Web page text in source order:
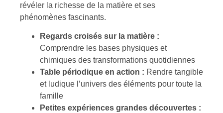
révéler la richesse de la matière et ses
phénomènes fascinants.
Regards croisés sur la matière :
Comprendre les bases physiques et
chimiques des transformations quotidiennes
Table périodique en action : Rendre tangible
et ludique l’univers des éléments pour toute la
famille
Petites expériences grandes découvertes :